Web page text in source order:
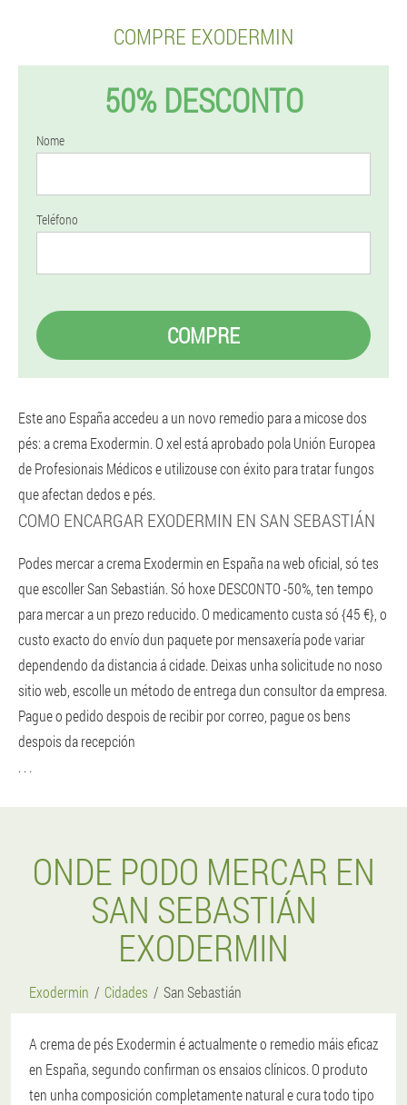
COMPRE EXODERMIN
50% DESCONTO
Nome
Teléfono
COMPRE
Este ano España accedeu a un novo remedio para a micose dos
pés: a crema Exodermin. O xel está aprobado pola Unión Europea
de Profesionais Médicos e utilizouse con éxito para tratar fungos
que afectan dedos e pés.
COMO ENCARGAR EXODERMIN EN SAN SEBASTIÁN
Podes mercar a crema Exodermin en España na web oficial, só tes
que escoller San Sebastián. Só hoxe DESCONTO -50%, ten tempo
para mercar a un prezo reducido. O medicamento custa só {45 €}, o
custo exacto do envío dun paquete por mensaxería pode variar
dependendo da distancia á cidade. Deixas unha solicitude no noso
sitio web, escolle un método de entrega dun consultor da empresa.
Pague o pedido despois de recibir por correo, pague os bens
despois da recepción
. . .
ONDE PODO MERCAR EN
SAN SEBASTIÁN
EXODERMIN
Exodermin Cidades San Sebastián
A crema de pés Exodermin é actualmente o remedio máis eficaz
en España, segundo confirman os ensaios clínicos. O produto
ten unha composición completamente natural e cura todo tipo